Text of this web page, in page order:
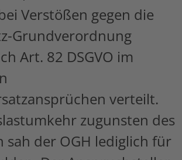
Verstößen gegen die
Grundverordnung
Art. 82 DSGVO im
verteilt.
zugunsten des
sah der OGH lediglich für